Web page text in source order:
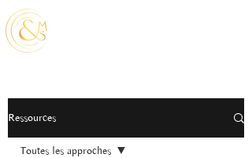
Ressources
Toutes les approches